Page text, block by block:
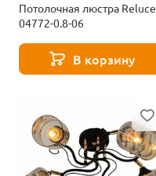
Потолочная люстра Reluce
04772-0.8-06
В корзину